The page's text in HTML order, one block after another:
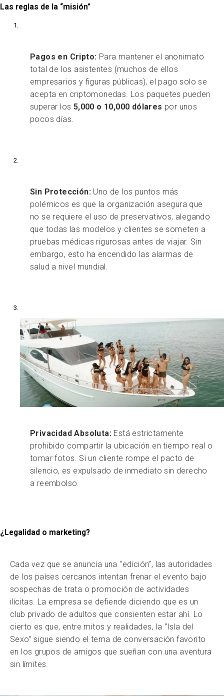
Las reglas de la “misión”
Pagos en Cripto: Para mantener el anonimato
total de los asistentes (muchos de ellos
empresarios y figuras públicas), el pago solo se
acepta en criptomonedas. Los paquetes pueden
superar los 5,000 o 10,000 dólares por unos
pocos días.
Sin Protección: Uno de los puntos más
polémicos es que la organización asegura que
no se requiere el uso de preservativos, alegando
que todas las modelos y clientes se someten a
pruebas médicas rigurosas antes de viajar. Sin
embargo, esto ha encendido las alarmas de
salud a nivel mundial.
Privacidad Absoluta: Está estrictamente
prohibido compartir la ubicación en tiempo real o
tomar fotos. Si un cliente rompe el pacto de
silencio, es expulsado de inmediato sin derecho
a reembolso.
¿Legalidad o marketing?
Cada vez que se anuncia una “edición”, las autoridades
de los países cercanos intentan frenar el evento bajo
sospechas de trata o promoción de actividades
ilícitas. La empresa se defiende diciendo que es un
club privado de adultos que consienten estar ahí. Lo
cierto es que, entre mitos y realidades, la “Isla del
Sexo” sigue siendo el tema de conversación favorito
en los grupos de amigos que sueñan con una aventura
sin límites.